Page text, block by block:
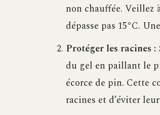
non chauffée. Veillez
dépasse pas 15°C.
Protéger les racines :
du gel en paillant le
écorce de pin. Cette
racines et d’éviter